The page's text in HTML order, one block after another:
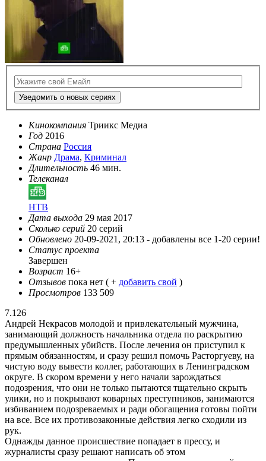
Уведомить о новых сериях
Кинокомпания Триикс Медиа
Год 2016
Страна Россия
Жанр Драма, Криминал
Длительность 46 мин.
Телеканал
НТВ
Дата выхода 29 мая 2017
Сколько серий 20 серий
Обновлено 20-09-2021, 20:13 - добавлены все 1-20 серии!
Статус проекта
Завершен
Возраст 16+
Отзывов пока нет ( + добавить свой )
Просмотров 133 509
7.126
Андрей Некрасов молодой и привлекательный мужчина,
занимающий должность начальника отдела по раскрытию
предумышленных убийств. После лечения он приступил к
прямым обязанностям, и сразу решил помочь Расторгуеву, на
чистую воду вывести коллег, работающих в Ленинградском
округе. В скором времени у него начали зарождаться
подозрения, что они не только пытаются тщательно скрыть
улики, но и покрывают коварных преступников, занимаются
избиванием подозреваемых и ради обогащения готовы пойти
на все. Все их противозаконные действия легко сходили из
рук.
Однажды данное происшествие попадает в прессу, и
журналисты сразу решают написать об этом